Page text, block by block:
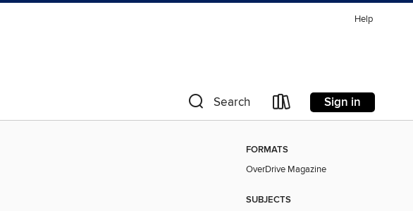
Help
Search Sign in
FORMATS
OverDrive Magazine
SUBJECTS